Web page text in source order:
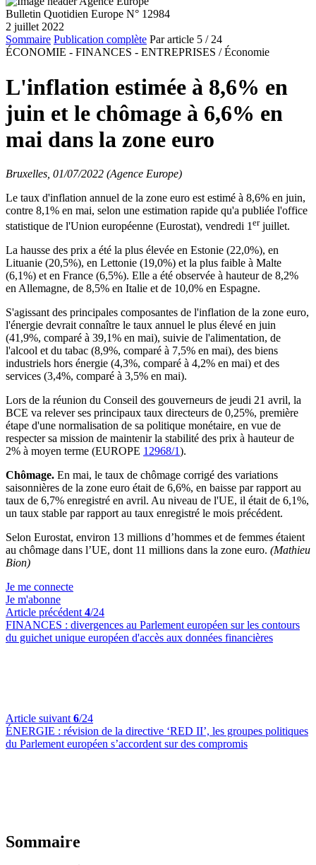
Bulletin Quotidien Europe N° 12984
2 juillet 2022
Sommaire Publication complète Par article 5 / 24
ÉCONOMIE - FINANCES - ENTREPRISES / Économie
L'inflation estimée à 8,6% en
juin et le chômage à 6,6% en
mai dans la zone euro
Bruxelles, 01/07/2022 (Agence Europe)
Le taux d'inflation annuel de la zone euro est estimé à 8,6% en juin,
contre 8,1% en mai, selon une estimation rapide qu'a publiée l'office
statistique de l'Union européenne (Eurostat), vendredi 1 erjuillet.
La hausse des prix a été la plus élevée en Estonie (22,0%), en
Lituanie (20,5%), en Lettonie (19,0%) et la plus faible à Malte
(6,1%) et en France (6,5%). Elle a été observée à hauteur de 8,2%
en Allemagne, de 8,5% en Italie et de 10,0% en Espagne.
S'agissant des principales composantes de l'inflation de la zone euro,
l'énergie devrait connaître le taux annuel le plus élevé en juin
(41,9%, comparé à 39,1% en mai), suivie de l'alimentation, de
l'alcool et du tabac (8,9%, comparé à 7,5% en mai), des biens
industriels hors énergie (4,3%, comparé à 4,2% en mai) et des
services (3,4%, comparé à 3,5% en mai).
Lors de la réunion du Conseil des gouverneurs de jeudi 21 avril, la
BCE va relever ses principaux taux directeurs de 0,25%, première
étape d'une normalisation de sa politique monétaire, en vue de
respecter sa mission de maintenir la stabilité des prix à hauteur de
2% à moyen terme (EUROPE 12968/1).
Chômage. En mai, le taux de chômage corrigé des variations
saisonnières de la zone euro était de 6,6%, en baisse par rapport au
taux de 6,7% enregistré en avril. Au niveau de l'UE, il était de 6,1%,
un taux stable par rapport au taux enregistré le mois précédent.
Selon Eurostat, environ 13 millions d’hommes et de femmes étaient
au chômage dans l’UE, dont 11 millions dans la zone euro. (Mathieu
Bion)
Je me connecte
Je m'abonne
Article précédent 4/24
FINANCES : divergences au Parlement européen sur les contours
du guichet unique européen d'accès aux données financières
Article suivant 6/24
ÉNERGIE : révision de la directive ‘RED II’, les groupes politiques
du Parlement européen s’accordent sur des compromis
Sommaire